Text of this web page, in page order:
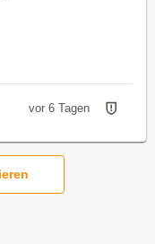
vor 6 Tagen